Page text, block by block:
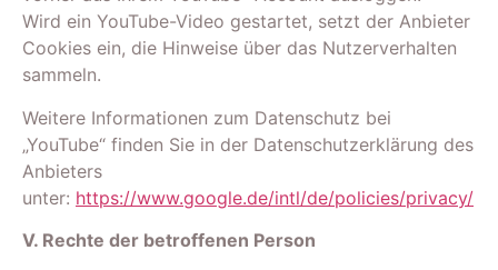
Wird ein YouTube-Video gestartet, setzt der Anbieter
Cookies ein, die Hinweise über das Nutzerverhalten
sammeln.
Weitere Informationen zum Datenschutz bei
„YouTube“ finden Sie in der Datenschutzerklärung des
Anbieters
unter: https://www.google.de/intl/de/policies/privacy/
V. Rechte der betroffenen Person